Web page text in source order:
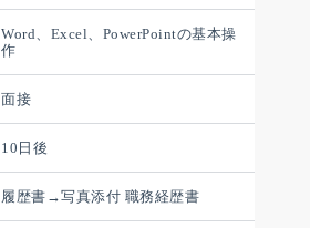
Word、Excel、PowerPointの基本操
作
面接
10日後
履歴書→写真添付 職務経歴書